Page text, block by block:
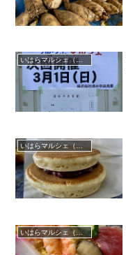
いはらマルシェ（庵原マルシェ）
いはらマルシェ（庵原マルシェ）
いはらマルシェ（庵原マルシェ）